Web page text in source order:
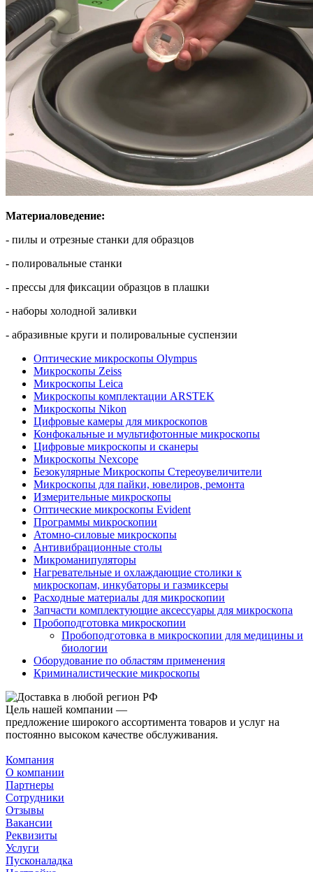
Материаловедение:
- пилы и отрезные станки для образцов
- полировальные станки
- прессы для фиксации образцов в плашки
- наборы холодной заливки
- абразивные круги и полировальные суспензии
Оптические микроскопы Olympus
Микроскопы Zeiss
Микроскопы Leica
Микроскопы комплектации ARSTEK
Микроскопы Nikon
Цифровые камеры для микроскопов
Конфокальные и мультифотонные микроскопы
Цифровые микроскопы и сканеры
Микроскопы Nexcope
Безокулярные Микроскопы Стереоувеличители
Микроскопы для пайки, ювелиров, ремонта
Измерительные микроскопы
Оптические микроскопы Evident
Программы микроскопии
Атомно-силовые микроскопы
Антивибрационные столы
Микроманипуляторы
Нагревательные и охлаждающие столики к
микроскопам, инкубаторы и газмиксеры
Расходные материалы для микроскопии
Запчасти комплектующие аксессуары для микроскопа
Пробоподготовка микроскопии
Пробоподготовка в микроскопии для медицины и
биологии
Оборудование по областям применения
Криминалистические микроскопы
Цель нашей компании —
предложение широкого ассортимента товаров и услуг на
постоянно высоком качестве обслуживания.
Компания
О компании
Партнеры
Сотрудники
Отзывы
Вакансии
Реквизиты
Услуги
Пусконаладка